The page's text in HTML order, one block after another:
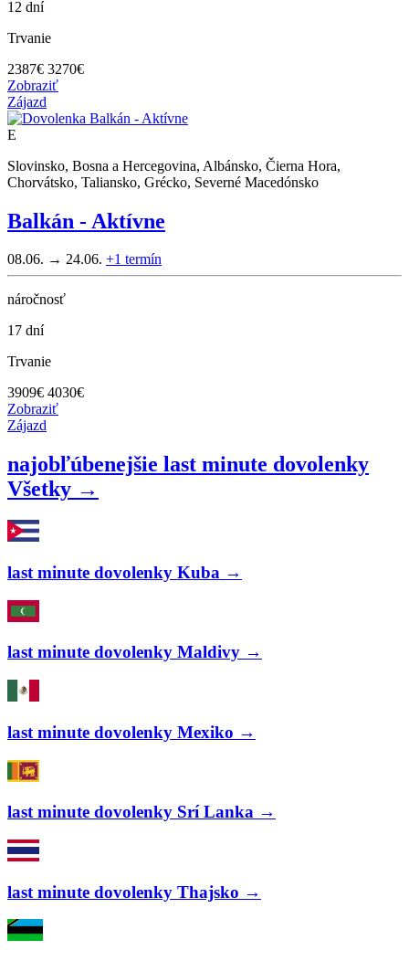
12 dní
Trvanie
2387€ 3270€
Zobraziť
Zájazd
E
Slovinsko, Bosna a Hercegovina, Albánsko, Čierna Hora,
Chorvátsko, Taliansko, Grécko, Severné Macedónsko
Balkán - Aktívne
08.06. → 24.06. +1 termín
náročnosť
17 dní
Trvanie
3909€ 4030€
Zobraziť
Zájazd
najobľúbenejšie last minute dovolenky
Všetky →
last minute dovolenky Kuba →
last minute dovolenky Maldivy →
last minute dovolenky Mexiko →
last minute dovolenky Srí Lanka →
last minute dovolenky Thajsko →